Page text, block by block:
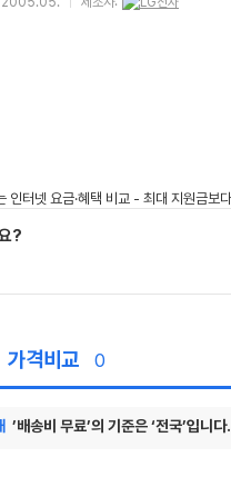
?
가격비교 0
’배송비 무료’의 기준은 ‘전국’입니다.